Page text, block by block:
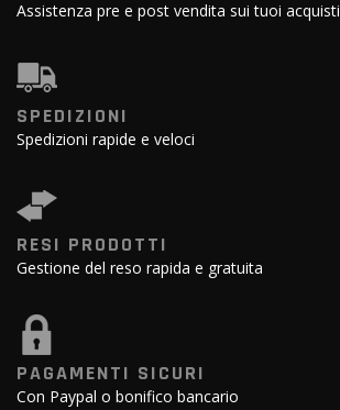
Assistenza pre e post vendita sui tuoi acquisti
SPEDIZIONI
Spedizioni rapide e veloci
RESI PRODOTTI
Gestione del reso rapida e gratuita
PAGAMENTI SICURI
Con Paypal o bonifico bancario